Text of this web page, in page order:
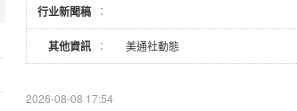
行业新聞稿 ：
其他資訊 ： 美通社動態
2026-08-08 17:54